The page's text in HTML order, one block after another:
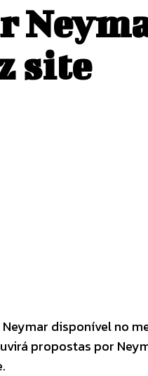
site
disponível no
propostas por